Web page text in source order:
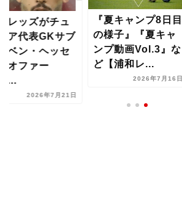
レッズがチュ
ア代表GKサブ
ベン・ヘッセ
オファー
...
2026年7月21日
『夏キャンプ8日目
の様子』『夏キャ
ンプ動画Vol.3』な
ど【浦和レ...
2026年7月16日